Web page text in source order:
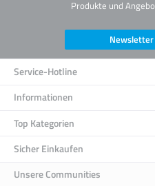
Produkte und
Service-Hotline
Informationen
Top Kategorien
Sicher Einkaufen
Unsere Communities